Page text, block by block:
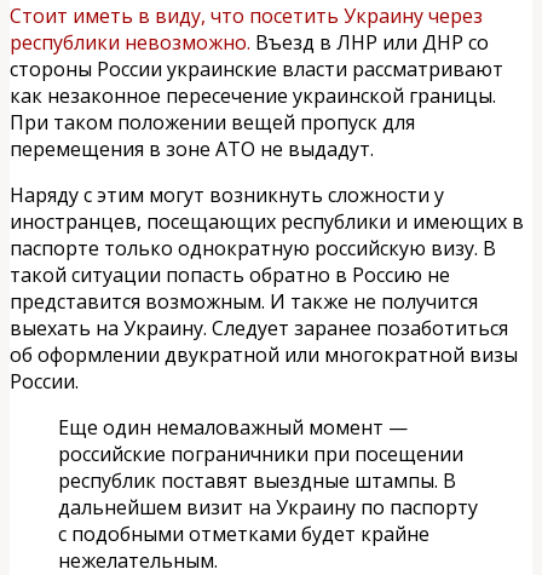
Стоит иметь в виду, что посетить Украину через
республики невозможно. Въезд в ЛНР или ДНР со
стороны России украинские власти рассматривают
как незаконное пересечение украинской границы.
При таком положении вещей пропуск для
перемещения в зоне АТО не выдадут.
Наряду с этим могут возникнуть сложности у
иностранцев, посещающих республики и имеющих в
паспорте только однократную российскую визу. В
такой ситуации попасть обратно в Россию не
представится возможным. И также не получится
выехать на Украину. Следует заранее позаботиться
об оформлении двукратной или многократной визы
России.
Еще один немаловажный момент —
российские пограничники при посещении
республик поставят выездные штампы. В
дальнейшем визит на Украину по паспорту
с подобными отметками будет крайне
нежелательным.